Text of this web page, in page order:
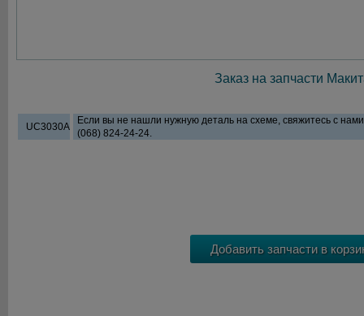
Заказ на запчасти
UC3030A
Если вы не нашли нужную деталь на схеме, свяжитесь с
(068) 824-24-24.